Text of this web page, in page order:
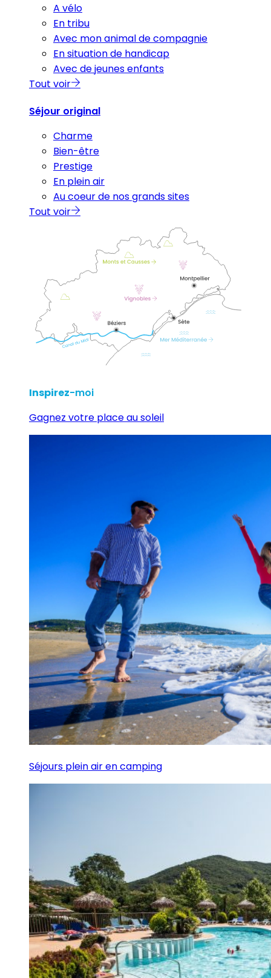
A vélo
En tribu
Avec mon animal de compagnie
En situation de handicap
Avec de jeunes enfants
Tout voir
Séjour original
Charme
Bien-être
Prestige
En plein air
Au coeur de nos grands sites
Tout voir
Inspirez-moi
Gagnez votre place au soleil
Séjours plein air en camping